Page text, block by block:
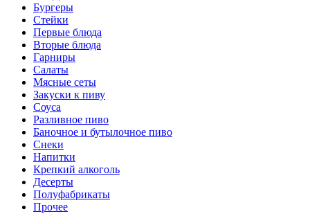
Бургеры
Стейки
Первые блюда
Вторые блюда
Гарниры
Салаты
Мясные сеты
Закуски к пиву
Соуса
Разливное пиво
Баночное и бутылочное пиво
Снеки
Напитки
Крепкий алкоголь
Десерты
Полуфабрикаты
Прочее